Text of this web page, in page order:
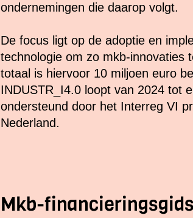
ondernemingen die daarop volgt.
De focus ligt op de adoptie en
technologie om zo mkb-innovaties
totaal is hiervoor 10 miljoen euro
INDUSTR_I4.0 loopt van 2024 tot
ondersteund door het Interreg VI
Nederland.
Mkb-financieringsgids